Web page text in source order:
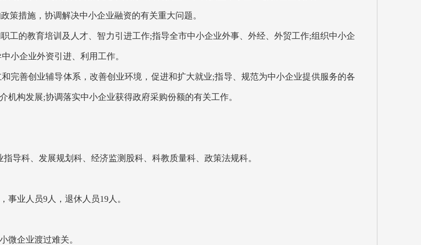
策措施，协调解决中小企业融资的有关重大问题。
工的教育培训及人才、智力引进工作;指导全市中小企业外事、外经、外贸工作;组织中小企
小企业外资引进、利用工作。
完善创业辅导体系，改善创业环境，促进和扩大就业;指导、规范为中小企业提供服务的各
机构发展;协调落实中小企业获得政府采购份额的有关工作。
导科、发展规划科、经济监测股科、科教质量科、政策法规科。
事业人员9人，退休人员19人。
微企业渡过难关。